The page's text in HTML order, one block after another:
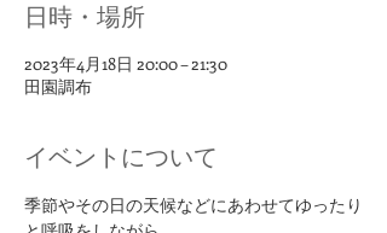
日時・場所
2023年4月18日 20:00 – 21:30
田園調布
イベントについて
季節やその日の天候などにあわせてゆったり